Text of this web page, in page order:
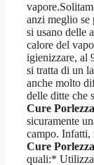
anzi meglio se
si usano delle
calore del
igienizzare, al
si tratta di un
anche molto
delle ditte che
Cure Porlezza
sicuramente
campo. Infatti,
Cure Porlezza
quali:*